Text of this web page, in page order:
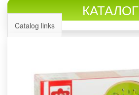
КАТАЛОГ
Catalog links